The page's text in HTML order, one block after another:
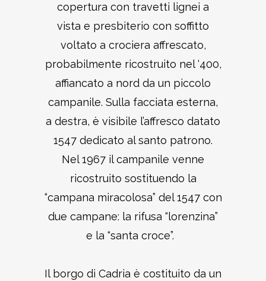
copertura con travetti lignei a
vista e presbiterio con soffitto
voltato a crociera affrescato,
probabilmente ricostruito nel ‘400,
affiancato a nord da un piccolo
campanile. Sulla facciata esterna,
a destra, è visibile l’affresco datato
1547 dedicato al santo patrono.
Nel 1967 il campanile venne
ricostruito sostituendo la
“campana miracolosa” del 1547 con
due campane: la rifusa “lorenzina”
e la “santa croce”.
Il borgo di Cadria è costituito da un